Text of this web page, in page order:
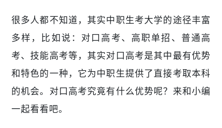
很多人都不知道，其实中职生考大学的途径丰富
多样，比如说：对口高考、高职单招、普通高
考、技能高考等，其实对口高考是其中最有优势
和特色的一种，它为中职生提供了直接考取本科
的机会。对口高考究竟有什么优势呢？来和小编
一起看看吧。